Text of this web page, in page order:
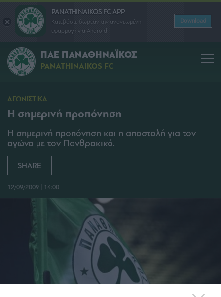
PANATHINAIKOS FC APP
Κατεβάστε δωρεάν την ανανεωμένη
εφαρμογή για Android
Download
ΠΑΕ ΠΑΝΑΘΗΝΑΪΚΟΣ
PANATHINAIKOS FC
ΑΓΩΝΙΣΤΙΚΑ
Η σημερινή προπόνηση
Η σημερινή προπόνηση και η αποστολή για τον
αγώνα με τον Πανθρακικό.
SHARE
12/09/2009 | 14:00